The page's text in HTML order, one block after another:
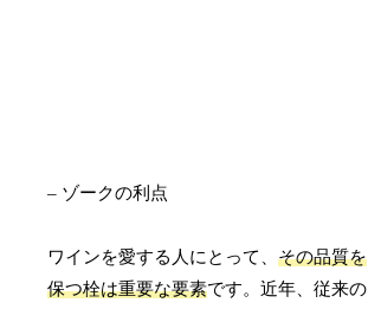
– ゾークの利点
ワインを愛する人にとって、その品質を
保つ栓は重要な要素です。近年、従来の